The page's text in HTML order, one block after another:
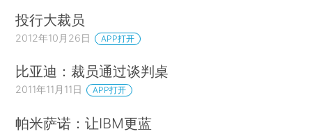
投行大裁员
2012年10月26日 APP打开
比亚迪：裁员通过谈判桌
2011年11月11日 APP打开
帕米萨诺：让IBM更蓝